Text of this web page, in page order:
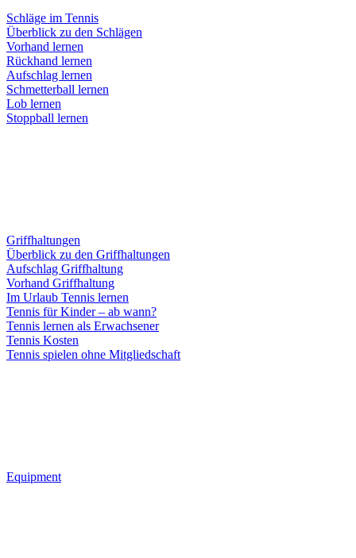
Schläge im Tennis
Überblick zu den Schlägen
Vorhand lernen
Rückhand lernen
Aufschlag lernen
Schmetterball lernen
Lob lernen
Stoppball lernen
Griffhaltungen
Überblick zu den Griffhaltungen
Aufschlag Griffhaltung
Vorhand Griffhaltung
Im Urlaub Tennis lernen
Tennis für Kinder – ab wann?
Tennis lernen als Erwachsener
Tennis Kosten
Tennis spielen ohne Mitgliedschaft
Equipment